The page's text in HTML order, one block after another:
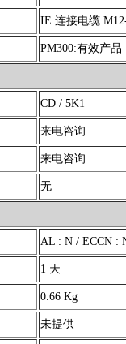
IE 连接电缆
PM300:有效产品
CD / 5K1
来电咨询
来电咨询
无
AL : N / ECCN :
1 天
0.66 Kg
未提供